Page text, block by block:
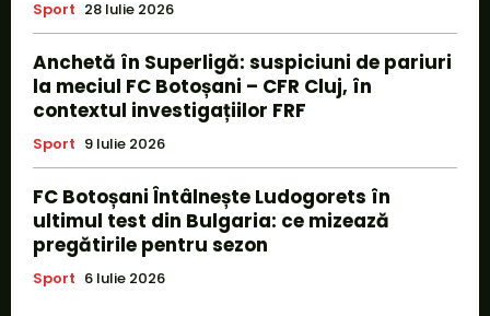
Sport 28 Iulie 2026
Anchetă în Superligă: suspiciuni de pariuri
la meciul FC Botoșani – CFR Cluj, în
contextul investigațiilor FRF
Sport 9 Iulie 2026
FC Botoșani Întâlnește Ludogorets în
ultimul test din Bulgaria: ce mizează
pregătirile pentru sezon
Sport 6 Iulie 2026